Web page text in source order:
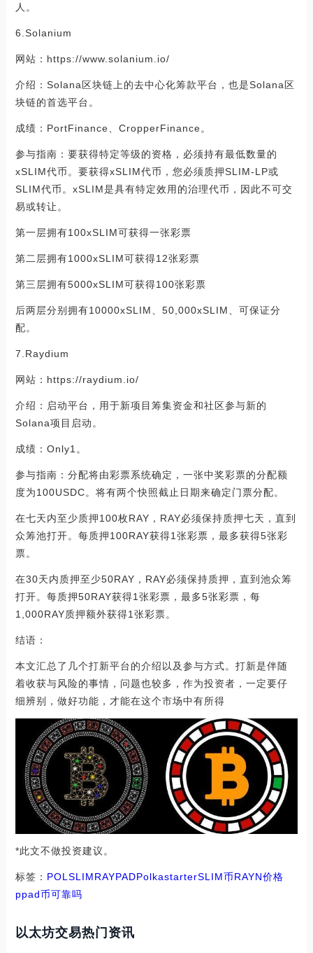
人。
6.Solanium
网站：https://www.solanium.io/
介绍：Solana区块链上的去中心化筹款平台，也是Solana区
块链的首选平台。
成绩：PortFinance、CropperFinance。
参与指南：要获得特定等级的资格，必须持有最低数量的
xSLIM代币。要获得xSLIM代币，您必须质押SLIM-LP或
SLIM代币。xSLIM是具有特定效用的治理代币，因此不可交
易或转让。
第一层拥有100xSLIM可获得一张彩票
第二层拥有1000xSLIM可获得12张彩票
第三层拥有5000xSLIM可获得100张彩票
后两层分别拥有10000xSLIM、50,000xSLIM、可保证分
配。
7.Raydium
网站：https://raydium.io/
介绍：启动平台，用于新项目筹集资金和社区参与新的
Solana项目启动。
成绩：Only1。
参与指南：分配将由彩票系统确定，一张中奖彩票的分配额
度为100USDC。将有两个快照截止日期来确定门票分配。
在七天内至少质押100枚RAY，RAY必须保持质押七天，直到
众筹池打开。每质押100RAY获得1张彩票，最多获得5张彩
票。
在30天内质押至少50RAY，RAY必须保持质押，直到池众筹
打开。每质押50RAY获得1张彩票，最多5张彩票，每
1,000RAY质押额外获得1张彩票。
结语：
本文汇总了几个打新平台的介绍以及参与方式。打新是伴随
着收获与风险的事情，问题也较多，作为投资者，一定要仔
细辨别，做好功能，才能在这个市场中有所得
*此文不做投资建议。
标签： POL SLIMRAYPADPolkastarterSLIM币RAYN价格
ppad币可靠吗
以太坊交易热门资讯